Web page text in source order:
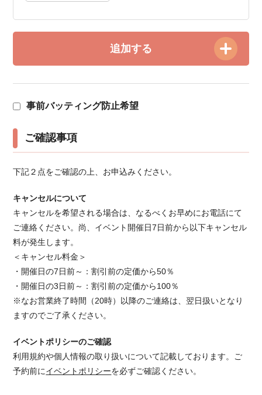
追加する
事前バッティング防止希望
ご確認事項
下記２点をご確認の上、お申込みください。
キャンセルについて
キャンセルを希望される場合は、なるべくお早めにお電話にて
ご連絡ください。 尚、イベント開催日7日前から以下キャンセル
料が発生します。
＜キャンセル料金＞
・開催日の7日前～：割引前の定価から50％
・開催日の3日前～：割引前の定価から100％
※なお営業終了時間（20時）以降のご連絡は、翌日扱いとなり
ますのでご了承ください。
イベントポリシーのご確認
利用規約や個人情報の取り扱いについて記載しております。ご
予約前にイベントポリシーを必ずご確認ください。